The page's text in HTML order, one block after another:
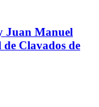
Juan Manuel
Clavados de